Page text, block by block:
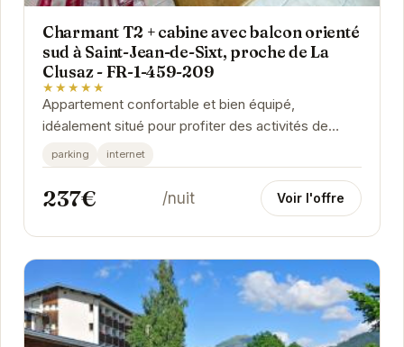
Charmant T2 + cabine avec balcon orienté
sud à Saint-Jean-de-Sixt, proche de La
Clusaz - FR-1-459-209
★★★★★
Appartement confortable et bien équipé,
idéalement situé pour profiter des activités de
montagne.
parking internet
237€ /nuit Voir l'offre